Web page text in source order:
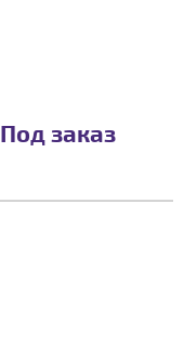
Под заказ